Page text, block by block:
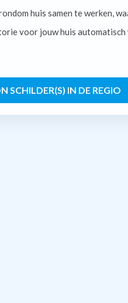
huis samen te werken,
voor jouw huis
SCHILDER(S) IN DE REGIO